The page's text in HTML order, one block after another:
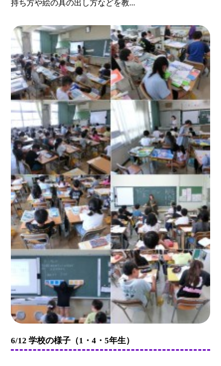
持ち方や絵の具の出し方などを教...
6/12 学校の様子（1・4・5年生）